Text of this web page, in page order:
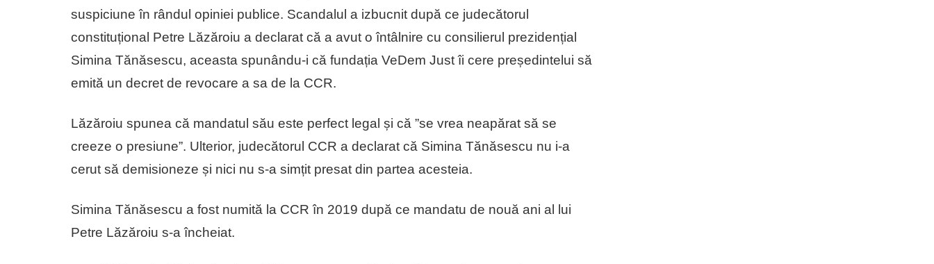
suspiciune în rândul opiniei publice. Scandalul a izbucnit după ce judecătorul
constituțional Petre Lăzăroiu a declarat că a avut o întâlnire cu consilierul prezidențial
Simina Tănăsescu, aceasta spunându-i că fundația VeDem Just îi cere președintelui să
emită un decret de revocare a sa de la CCR.
Lăzăroiu spunea că mandatul său este perfect legal și că ”se vrea neapărat să se
creeze o presiune”. Ulterior, judecătorul CCR a declarat că Simina Tănăsescu nu i-a
cerut să demisioneze și nici nu s-a simțit presat din partea acesteia.
Simina Tănăsescu a fost numită la CCR în 2019 după ce mandatu de nouă ani al lui
Petre Lăzăroiu s-a încheiat.